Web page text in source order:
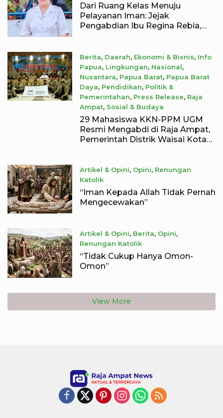
2026
Dari Ruang Kelas Menuju
Pelayanan Iman: Jejak
Pengabdian Ibu Regina Rebia,
Sausapor
Berita, Daerah, Ekonomi & Bisnis, Info
Papua, Lingkungan, Nasional,
Nusantara, Papua Barat, Papua Barat
Daya, Pendidikan, Politik &
Pemerintahan, Press Release, Raja
Ampat, Sosial & Budaya
July 11, 2026
29 Mahasiswa KKN-PPM UGM
Resmi Mengabdi di Raja Ampat,
Pemerintah Distrik Waisai Kota
Artikel & Opini, Opini, Renungan
Katolik
June 27, 2026
“Iman Kepada Allah Tidak Pernah
Mengecewakan”
Artikel & Opini, Berita, Opini,
Renungan Katolik
June 25, 2026
“Tidak Cukup Hanya Omon-
Omon”
View More